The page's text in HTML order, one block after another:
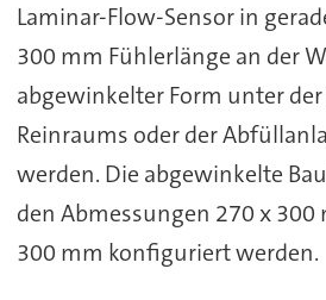
Laminar-Flow-Sensor in
300 mm Fühlerlänge an der
abgewinkelter Form unter der
Reinraums oder der
werden. Die abgewinkelte
den Abmessungen 270 x 300
300 mm konfiguriert werden.